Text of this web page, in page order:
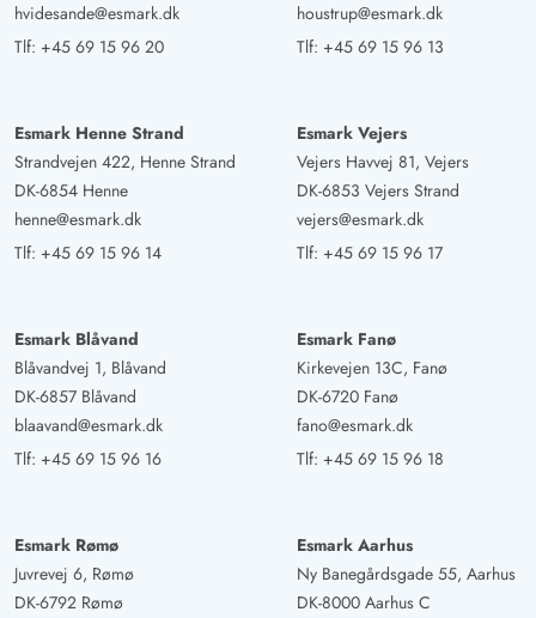
hvidesande@esmark.dk
Tlf: +45 69 15 96 20
houstrup@esmark.dk
Tlf: +45 69 15 96 13
Esmark Henne Strand
Strandvejen 422, Henne Strand
DK-6854 Henne
henne@esmark.dk
Tlf: +45 69 15 96 14
Esmark Vejers
Vejers Havvej 81, Vejers
DK-6853 Vejers Strand
vejers@esmark.dk
Tlf: +45 69 15 96 17
Esmark Blåvand
Blåvandvej 1, Blåvand
DK-6857 Blåvand
blaavand@esmark.dk
Tlf: +45 69 15 96 16
Esmark Fanø
Kirkevejen 13C, Fanø
DK-6720 Fanø
fano@esmark.dk
Tlf: +45 69 15 96 18
Esmark Rømø
Juvrevej 6, Rømø
DK-6792 Rømø
Esmark Aarhus
Ny Banegårdsgade 55, Aarhus
DK-8000 Aarhus C